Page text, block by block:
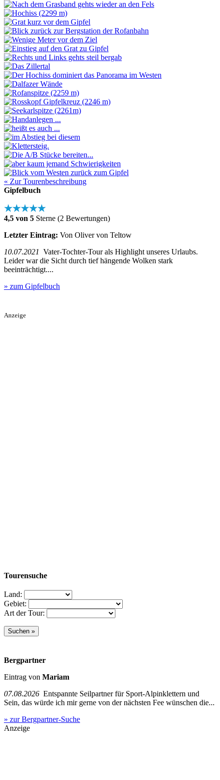
« Zur Tourenbeschreibung
Gipfelbuch
★★★★★
4,5 von 5 Sterne (2 Bewertungen)
Letzter Eintrag: Von Oliver von Teltow
10.07.2021 Vater-Tochter-Tour als Highlight unseres Urlaubs.
Leider war die Sicht durch tief hängende Wolken stark
beeinträchtigt....
» zum Gipfelbuch
Anzeige
Tourensuche
Land:
Gebiet:
Art der Tour:
Bergpartner
Eintrag von Mariam
07.08.2026 Entspannte Seilpartner für Sport-Alpinklettern und
Sein, das würde ich mir gerne von der nächsten Fee wünschen die...
» zur Bergpartner-Suche
Anzeige